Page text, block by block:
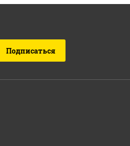
Подписаться